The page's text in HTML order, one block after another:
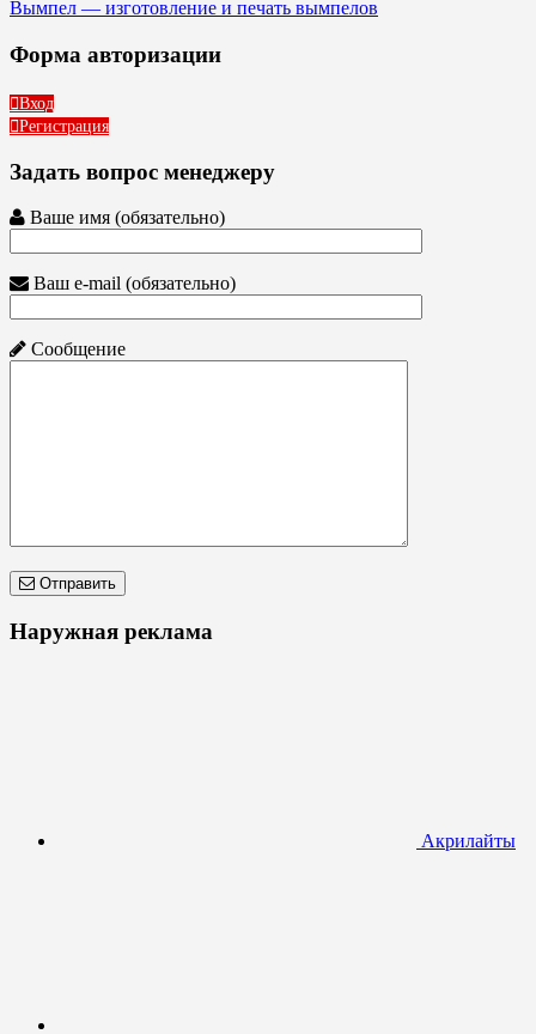
Вымпел — изготовление и печать вымпелов
Форма авторизации
Вход
Регистрация
Задать вопрос менеджеру
Ваше имя (обязательно)
Ваш e-mail (обязательно)
Сообщение
Отправить
Наружная реклама
Акрилайты